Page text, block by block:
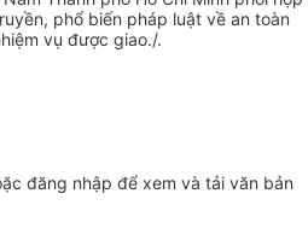
phổ biến pháp luật về an toàn
vụ được giao./.
đăng nhập để xem và tải văn bản